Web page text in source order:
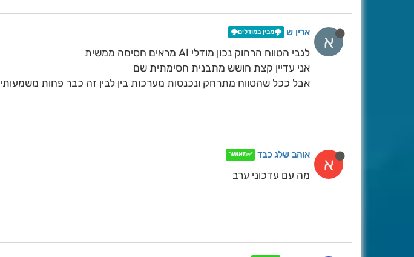
א ארין ש 🌩️מבין במודלים🌩️
לגבי הטווח הרחוק נכון מודלי AI מראים חסימה ממשית
אני עדיין קצת חושש מתבנית חסימתית שם
אבל ככל שהטווח מתרחק ונכנסות מערכות בין לבין זה כבר פחות משמעותי
א אוהב שלג כבד ✅מאושר
מה עם עדכוני ערב